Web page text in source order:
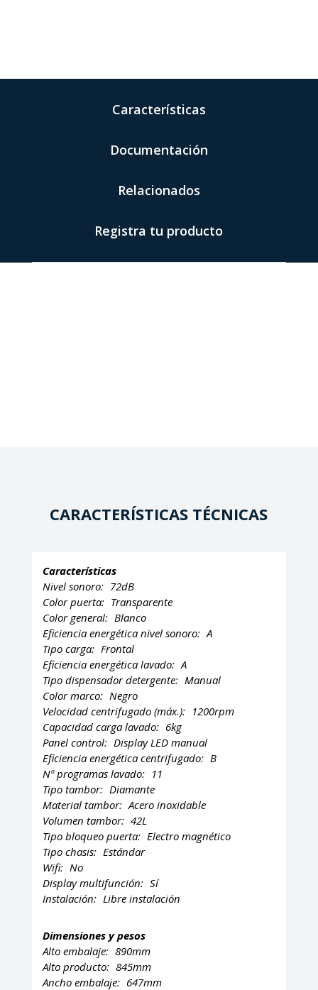
Características
Documentación
Relacionados
Registra tu producto
CARACTERÍSTICAS TÉCNICAS
Características
Nivel sonoro: 72dB
Color puerta: Transparente
Color general: Blanco
Eficiencia energética nivel sonoro: A
Tipo carga: Frontal
Eficiencia energética lavado: A
Tipo dispensador detergente: Manual
Color marco: Negro
Velocidad centrifugado (máx.): 1200rpm
Capacidad carga lavado: 6kg
Panel control: Display LED manual
Eficiencia energética centrifugado: B
Nº programas lavado: 11
Tipo tambor: Diamante
Material tambor: Acero inoxidable
Volumen tambor: 42L
Tipo bloqueo puerta: Electro magnético
Tipo chasis: Estándar
Wifi: No
Display multifunción: Sí
Instalación: Libre instalación
Dimensiones y pesos
Alto embalaje: 890mm
Alto producto: 845mm
Ancho embalaje: 647mm